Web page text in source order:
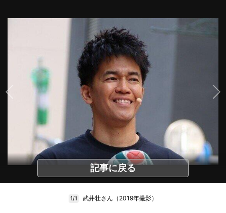
記事に戻る
1/1 武井壮さん（2019年撮影）